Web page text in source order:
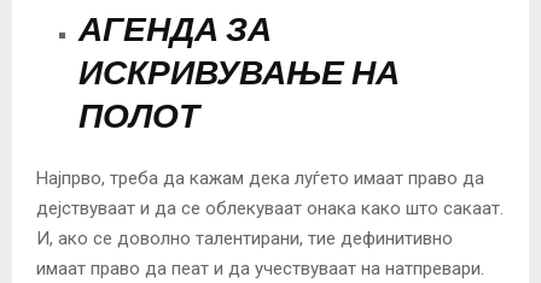
АГЕНДА ЗА
ИСКРИВУВАЊЕ НА
ПОЛОТ
Најпрво, треба да кажам дека луѓето имаат право да
дејствуваат и да се облекуваат онака како што сакаат.
И, ако се доволно талентирани, тие дефинитивно
имаат право да пеат и да учествуваат на натпревари.